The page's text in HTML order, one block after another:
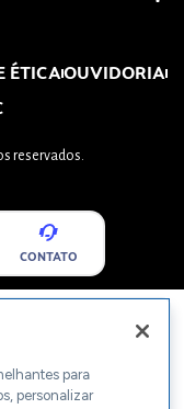
ÉTICAOUVIDORIA
reservados.
CONTATO
para
personalizar